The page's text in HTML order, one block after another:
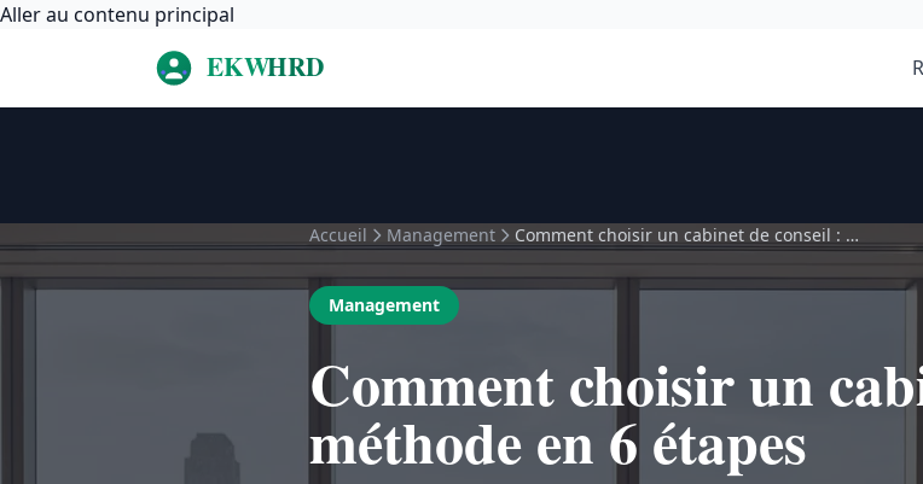
Aller au contenu principal
Accueil Management Comment choisir un cabinet de conseil : …
Management
Comment choisir un
méthode en 6 étapes